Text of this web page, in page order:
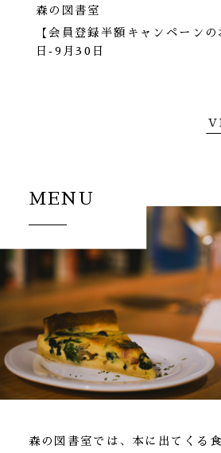
森の図書室
【会員登録半額キャンペーン
日‐9月30日
MENU
森の図書室では、本に出てくる